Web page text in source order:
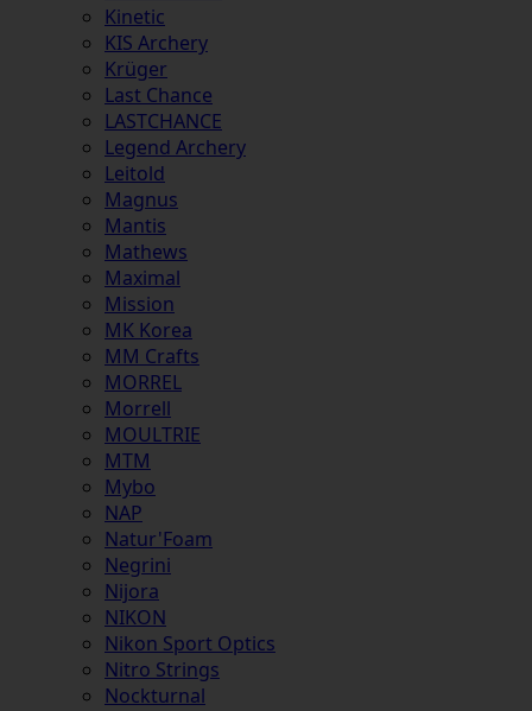
Kinetic
KIS Archery
Krüger
Last Chance
LASTCHANCE
Legend Archery
Leitold
Magnus
Mantis
Mathews
Maximal
Mission
MK Korea
MM Crafts
MORREL
Morrell
MOULTRIE
MTM
Mybo
NAP
Natur'Foam
Negrini
Nijora
NIKON
Nikon Sport Optics
Nitro Strings
Nockturnal